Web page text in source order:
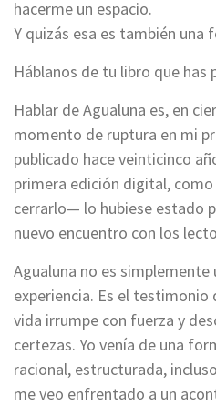
hacerme un espacio.
Y quizás esa es también una
Háblanos de tu libro que
Hablar de Agualuna es, en
momento de ruptura en mi
publicado hace veinticinco
primera edición digital,
cerrarlo— lo hubiese estado
nuevo encuentro con los
Agualuna no es simplemente
experiencia. Es el testimonio
vida irrumpe con fuerza y
certezas. Yo venía de una
racional, estructurada,
me veo enfrentado a un